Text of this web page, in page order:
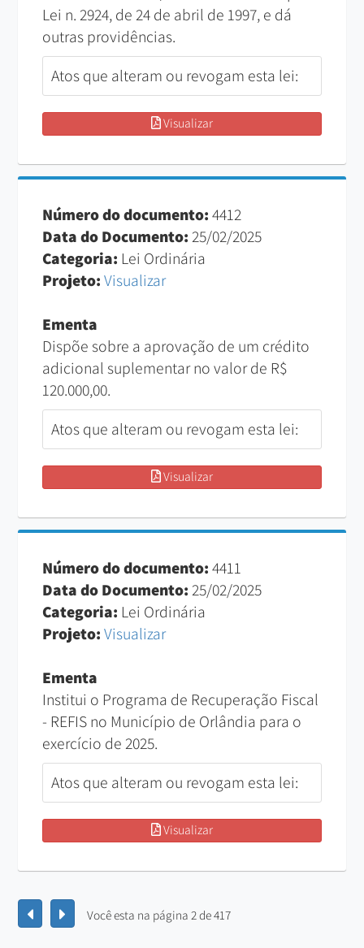
Lei n. 2924, de 24 de abril de 1997, e dá
outras providências.
Atos que alteram ou revogam esta lei:
Visualizar
Número do documento:4412
Data do Documento:25/02/2025
Categoria: Lei Ordinária
Projeto: Visualizar
Ementa
Dispõe sobre a aprovação de um crédito
adicional suplementar no valor de R$
120.000,00.
Atos que alteram ou revogam esta lei:
Visualizar
Número do documento:4411
Data do Documento:25/02/2025
Categoria: Lei Ordinária
Projeto: Visualizar
Ementa
Institui o Programa de Recuperação Fiscal
- REFIS no Município de Orlândia para o
exercício de 2025.
Atos que alteram ou revogam esta lei:
Visualizar
Você esta na página 2 de 417